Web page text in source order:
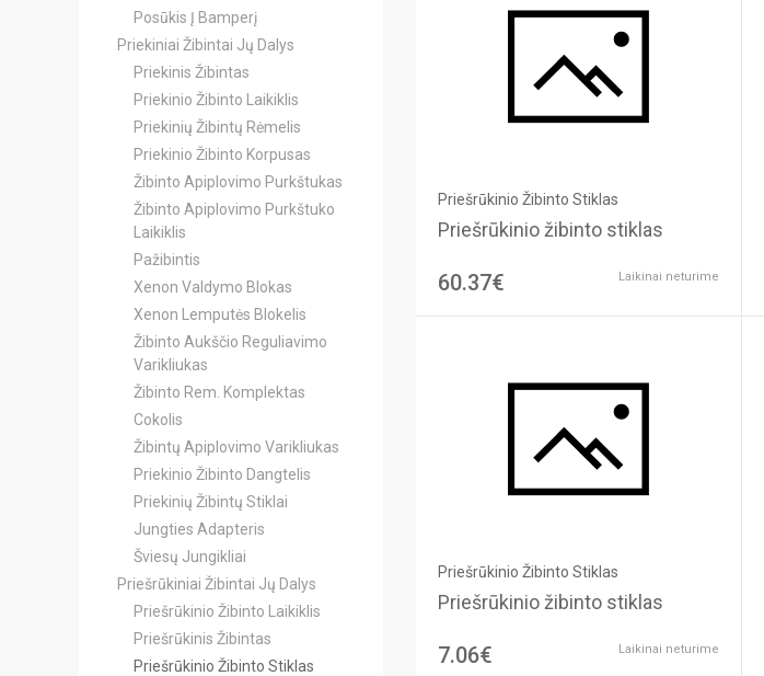
Posūkis Į Bamperį
Priekiniai Žibintai Jų Dalys
Priekinis Žibintas
Priekinio Žibinto Laikiklis
Priekinių Žibintų Rėmelis
Priekinio Žibinto Korpusas
Žibinto Apiplovimo Purkštukas
Žibinto Apiplovimo Purkštuko
Laikiklis
Pažibintis
Xenon Valdymo Blokas
Xenon Lemputės Blokelis
Žibinto Aukščio Reguliavimo
Varikliukas
Žibinto Rem. Komplektas
Cokolis
Žibintų Apiplovimo Varikliukas
Priekinio Žibinto Dangtelis
Priekinių Žibintų Stiklai
Jungties Adapteris
Šviesų Jungikliai
Priešrūkiniai Žibintai Jų Dalys
Priešrūkinio Žibinto Laikiklis
Priešrūkinis Žibintas
Priešrūkinio Žibinto Stiklas
Priešrūkinio Žibinto Stiklas
Priešrūkinio žibinto stiklas
60.37€ Laikinai neturime
Priešrūkinio Žibinto Stiklas
Priešrūkinio žibinto stiklas
7.06€ Laikinai neturime